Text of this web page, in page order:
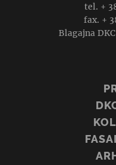
tel. +
fax. +
Blagajna